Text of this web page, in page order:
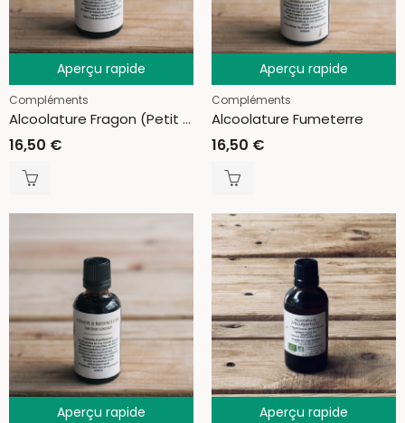
Aperçu rapide
Compléments
Alcoolature Fragon (Petit houx)
16,50 €
Aperçu rapide
Compléments
Alcoolature Fumeterre
16,50 €
Aperçu rapide Aperçu rapide